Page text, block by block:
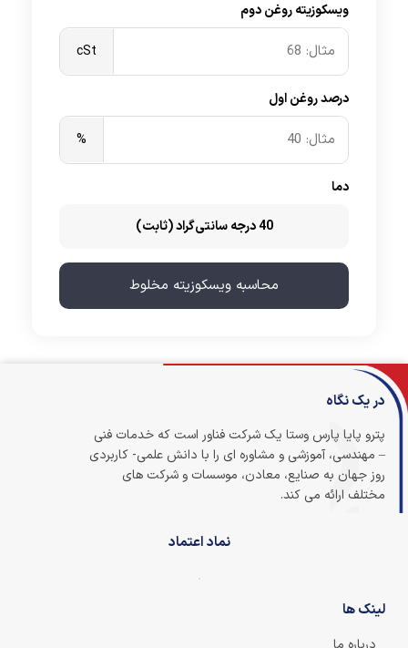
ویسکوزیته روغن دوم
cSt
درصد روغن اول
%
دما
40 درجه سانتی‌گراد (ثابت)
محاسبه ویسکوزیته مخلوط
در یک نگاه
پترو پایا پارس وستا یک شرکت فناور است که خدمات فنی
– مهندسی، آموزشی و مشاوره ای را با دانش علمی- کاربردی
روز جهان به صنایع، معادن، موسسات و شرکت های
مختلف ارائه می کند.
نماد اعتماد
لینک ها